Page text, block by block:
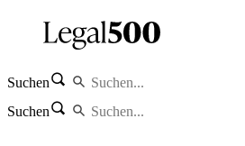
Suchen
Suchen